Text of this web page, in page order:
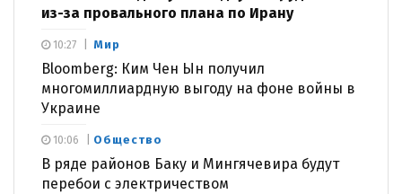
из-за провального плана по Ирану
Мир
Bloomberg: Ким Чен Ын получил
многомиллиардную выгоду на фоне войны в
Украине
10:27
Общество
В ряде районов Баку и Мингячевира будут
перебои с электричеством
10:06